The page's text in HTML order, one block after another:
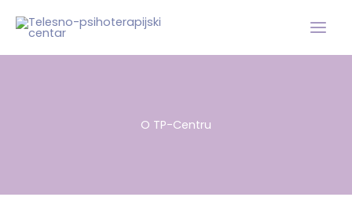
садржај
O TP-Centru